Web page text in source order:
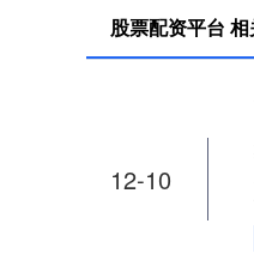
股票配资平台
12-10